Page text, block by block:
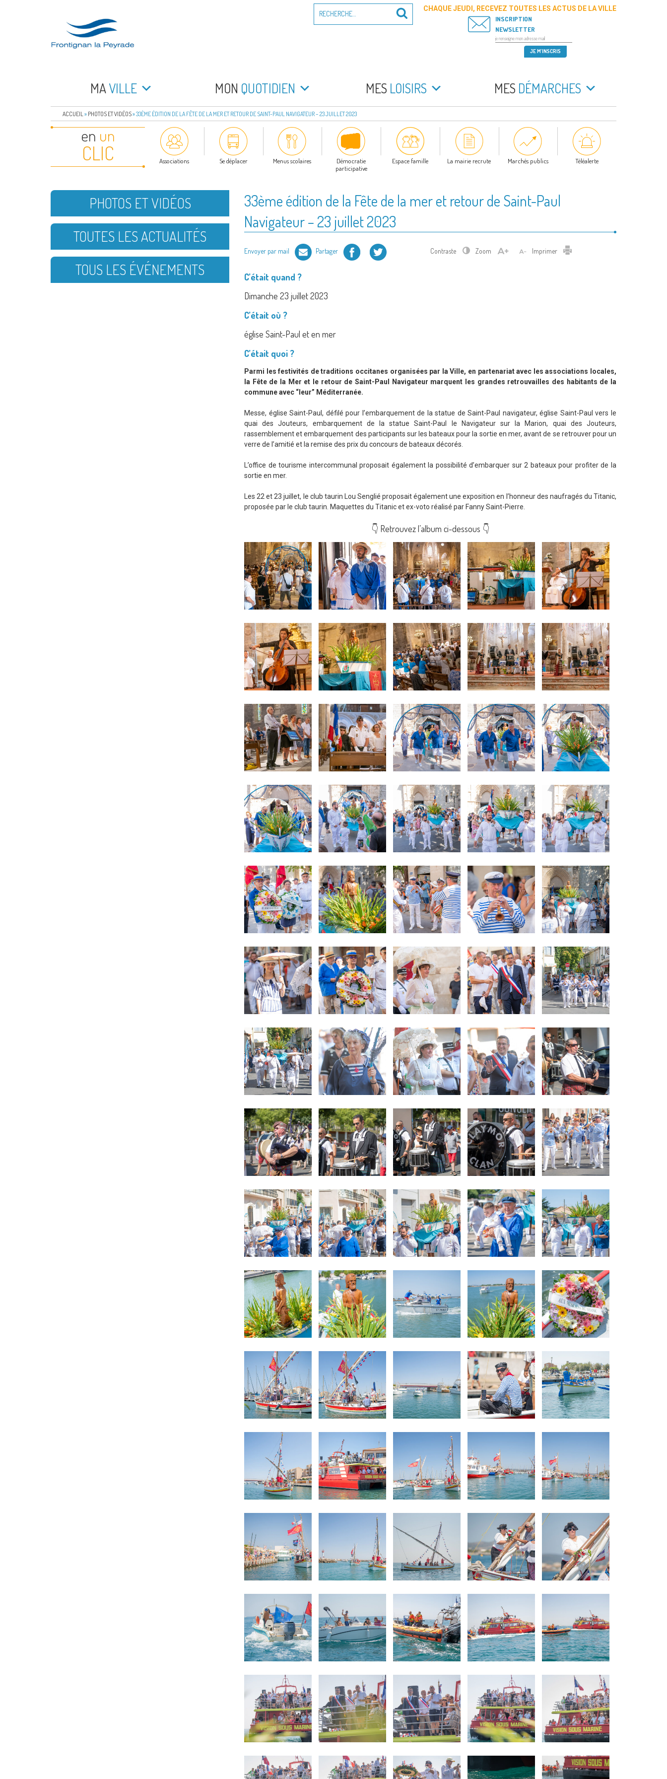
FRONTIGNAN LA PEYRADE
pour
Recherche
CHAQUE JEUDI, RECEVEZ TOUTES LES ACTUS DE LA VILLE
INSCRIPTION
NEWSLETTER
MAVILLE MON QUOTIDIEN MES LOISIRS MES DÉMARCHES
ACCUEIL » PHOTOS ET VIDÉOS»33ÈME ÉDITION DE LA FÊTE DE LA MER ET RETOUR DE SAINT-PAUL NAVIGATEUR – 23 JUILLET 2023
en un
CLIC Associations Se déplacer Menus scolaires
Démocratie
participative
Espace famille La mairie recrute Marchés publics Téléalerte
33ème édition de la Fête de la mer et retour de Saint-Paul
Navigateur – 23 juillet 2023
Envoyer par mail Partager Facebook Twitter Contraste Zoom Imprimer Imprimer
C’était quand ?
Dimanche 23 juillet 2023
C’était où ?
église Saint-Paul et en mer
C’était quoi ?
Parmi les festivités de traditions occitanes organisées par la Ville, en partenariat avec les associations locales,
la Fête de la Mer et le retour de Saint-Paul Navigateur marquent les grandes retrouvailles des habitants de la
commune avec “leur” Méditerranée.
Messe, église Saint-Paul, défilé pour l’embarquement de la statue de Saint-Paul navigateur, église Saint-Paul vers le
quai des Jouteurs, embarquement de la statue Saint-Paul le Navigateur sur la Marion, quai des Jouteurs,
rassemblement et embarquement des participants sur les bateaux pour la sortie en mer, avant de se retrouver pour un
verre de l’amitié et la remise des prix du concours de bateaux décorés.
L’office de tourisme intercommunal proposait également la possibilité d’embarquer sur 2 bateaux pour profiter de la
sortie en mer.
Les 22 et 23 juillet, le club taurin Lou Senglié proposait également une exposition en l’honneur des naufragés du Titanic,
proposée par le club taurin. Maquettes du Titanic et ex-voto réalisé par Fanny Saint-Pierre.
👇 Retrouvez l’album ci-dessous 👇
PHOTOS ET VIDÉOS
TOUTES LES ACTUALITÉS
TOUS LES ÉVÉNEMENTS